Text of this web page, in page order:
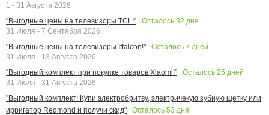
1 - 31 Августа 2026
"Выгодные цены на телевизоры TCL!"
Осталось 32 дня
31 Июля - 7 Сентября 2026
"Выгодные цены на телевизоры Iffalcon!"
Осталось 7 дней
31 Июля - 13 Августа 2026
"Выгодный комплект при покупке товаров Xiaomi!"
Осталось 25 дней
31 Июля - 31 Августа 2026
"Выгодный комплект! Купи электробритву, электричекую зубную щетку или
ирригатор Redmond и получи скид"
Осталось 53 дня